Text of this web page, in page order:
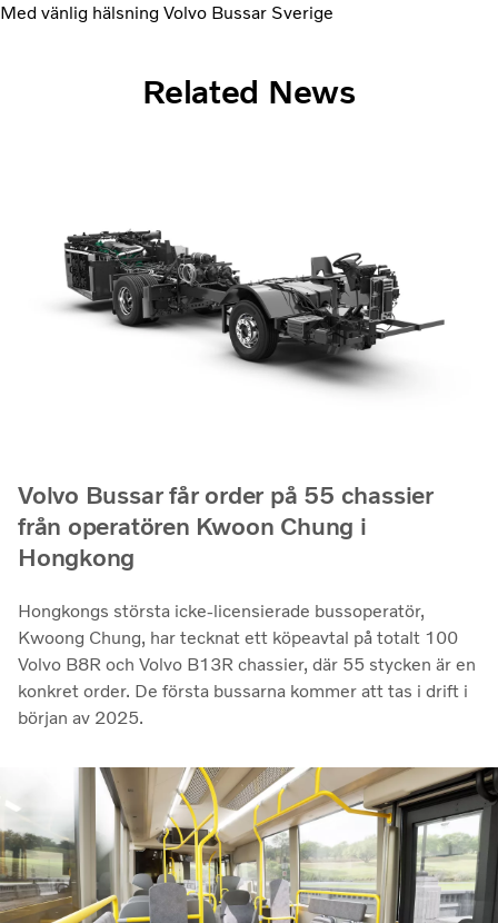
Med vänlig hälsning Volvo Bussar Sverige
Related News
Volvo Bussar får order på 55 chassier
från operatören Kwoon Chung i
Hongkong
Hongkongs största icke-licensierade bussoperatör,
Kwoong Chung, har tecknat ett köpeavtal på totalt 100
Volvo B8R och Volvo B13R chassier, där 55 stycken är en
konkret order. De första bussarna kommer att tas i drift i
början av 2025.